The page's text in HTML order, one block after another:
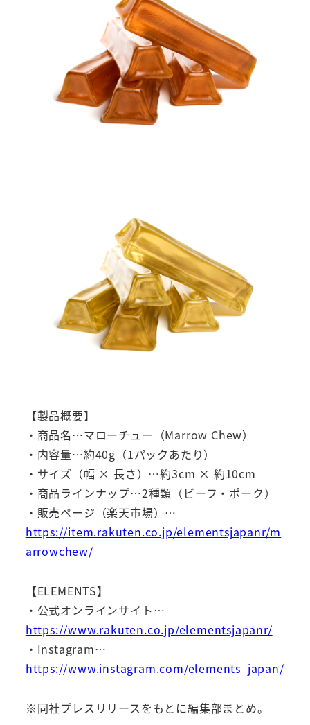
【製品概要】
・商品名…マローチュー（Marrow Chew）
・内容量…約40g（1パックあたり）
・サイズ（幅 × 長さ）…約3cm × 約10cm
・商品ラインナップ…2種類（ビーフ・ポーク）
・販売ページ（楽天市場）…
https://item.rakuten.co.jp/elementsjapanr/m
arrowchew/
【ELEMENTS】
・公式オンラインサイト…
https://www.rakuten.co.jp/elementsjapanr/
・Instagram…
https://www.instagram.com/elements_japan/
※同社プレスリリースをもとに編集部まとめ。